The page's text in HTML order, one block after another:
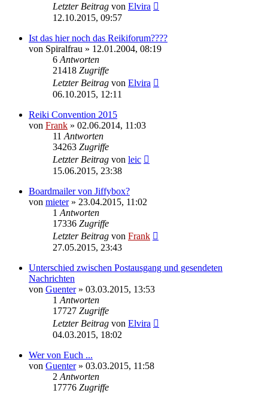
Letzter Beitrag von Elvira
12.10.2015, 09:57
Ist das hier noch das Reikiforum????
von Spiralfrau » 12.01.2004, 08:19
6 Antworten
21418 Zugriffe
Letzter Beitrag von Elvira
06.10.2015, 12:11
Reiki Convention 2015
von Frank » 02.06.2014, 11:03
11 Antworten
34263 Zugriffe
Letzter Beitrag von leic
15.06.2015, 23:38
Boardmailer von Jiffybox?
von mieter» 23.04.2015, 11:02
1 Antworten
17336 Zugriffe
Letzter Beitrag von Frank
27.05.2015, 23:43
Unterschied zwischen Postausgang und gesendeten
Nachrichten
von Guenter» 03.03.2015, 13:53
1 Antworten
17727 Zugriffe
Letzter Beitrag von Elvira
04.03.2015, 18:02
Wer von Euch ...
von Guenter» 03.03.2015, 11:58
2 Antworten
17776 Zugriffe